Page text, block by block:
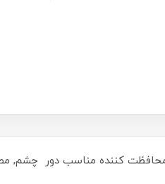
کننده مناسب دور چشم,